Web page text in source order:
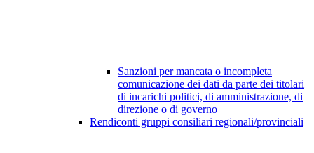
Sanzioni per mancata o incompleta
comunicazione dei dati da parte dei titolari
di incarichi politici, di amministrazione, di
direzione o di governo
Rendiconti gruppi consiliari regionali/provinciali